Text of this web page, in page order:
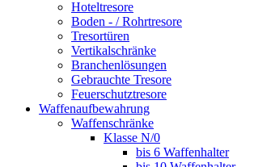
Hoteltresore
Boden - / Rohrtresore
Tresortüren
Vertikalschränke
Branchenlösungen
Gebrauchte Tresore
Feuerschutztresore
Waffenaufbewahrung
Waffenschränke
Klasse N/0
bis 6 Waffenhalter